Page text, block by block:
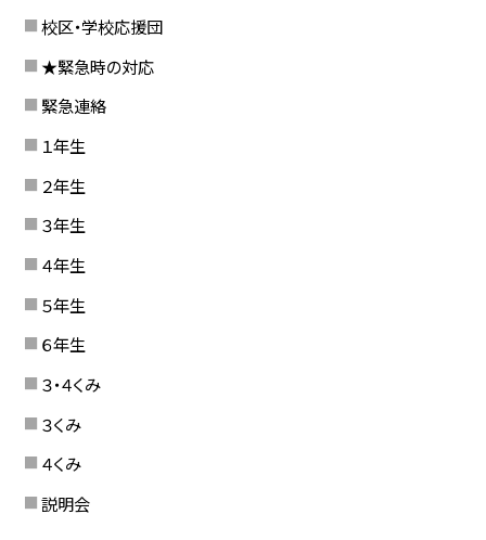
校区・学校応援団
★緊急時の対応
緊急連絡
１年生
２年生
３年生
４年生
５年生
６年生
３・４くみ
３くみ
４くみ
説明会